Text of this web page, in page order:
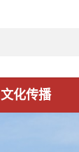
文化传播